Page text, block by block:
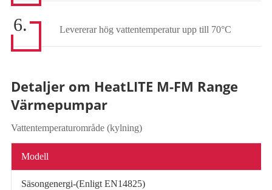
6. Levererar hög vattentemperatur upp till 70°C
Detaljer om HeatLITE M-FM Range
Värmepumpar
Vattentemperaturområde (kylning)
Modell
Säsongenergi-(Enligt EN14825)